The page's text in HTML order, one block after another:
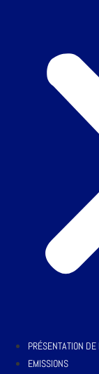
PRÉSENTATION
EMISSIONS